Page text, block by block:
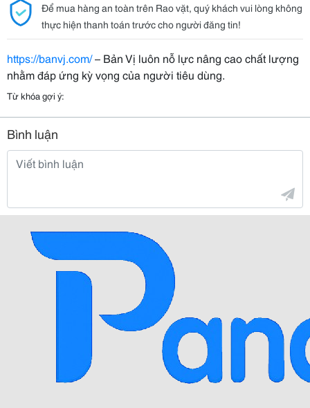
Để mua hàng an toàn trên Rao vặt, quý khách vui lòng không
thực hiện thanh toán trước cho người đăng tin!
https://banvj.com/– Bản Vị luôn nỗ lực nâng cao chất lượng
nhằm đáp ứng kỳ vọng của người tiêu dùng.
Từ khóa gợi ý:
Bình luận